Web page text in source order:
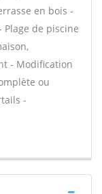
en bois -
de piscine
- Modification
ou
-